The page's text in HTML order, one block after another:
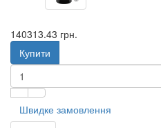
140313.43 грн.
Купити
Швидке замовлення